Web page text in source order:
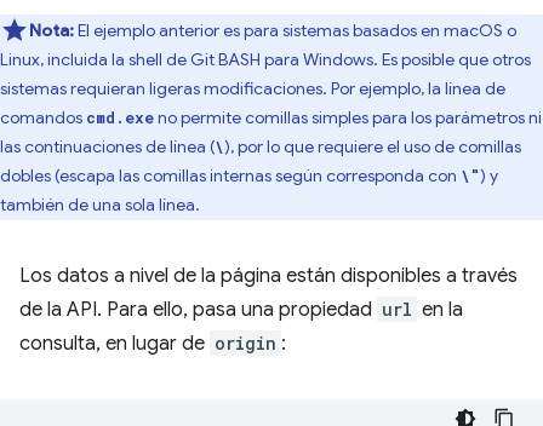
Nota:El ejemplo anterior es para sistemas basados en macOS o
Linux, incluida la shell de Git BASH para Windows. Es posible que otros
sistemas requieran ligeras modificaciones. Por ejemplo, la línea de
comandos cmd.exeno permite comillas simples para los parámetros ni
las continuaciones de línea (\), por lo que requiere el uso de comillas
dobles (escapa las comillas internas según corresponda con \") y
también de una sola línea.
Los datos a nivel de la página están disponibles a través
de la API. Para ello, pasa una propiedad url en la
consulta, en lugar de origin :